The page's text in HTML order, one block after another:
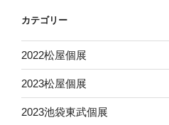
カテゴリー
2022松屋個展
2023松屋個展
2023池袋東武個展